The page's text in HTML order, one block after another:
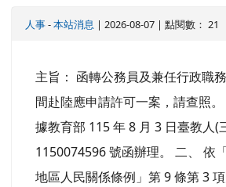
人事-本站消息 | 2026-08-07 | 點閱數： 21
主旨： 函轉公務員及兼任行政職
間赴陸應申請許可一案，請查照
據教育部 115 年 8 月 3 日臺教人(
1150074596 號函辦理。 二、 依
地區人民關係條例」第 9 條第 3